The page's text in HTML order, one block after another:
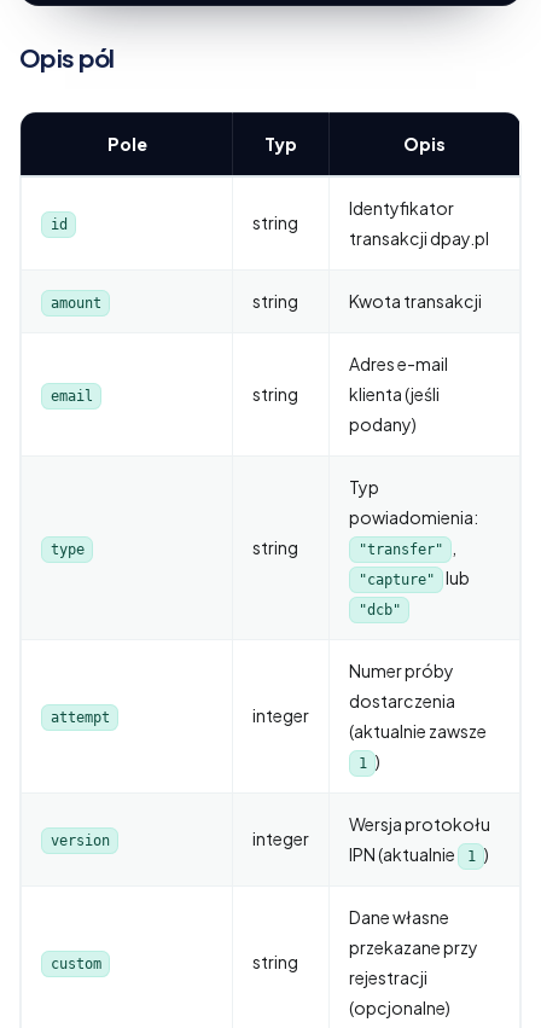
Opis pól
Pole Typ Opis
id string
Identyfikator
transakcji dpay.pl
amount string Kwota transakcji
email string
Adres e-mail
klienta (jeśli
podany)
type string
Typ
powiadomienia:
"transfer"
"capture" lub
"dcb"
attempt integer
Numer próby
dostarczenia
(aktualnie zawsze
1 )
version integer
Wersja protokołu
IPN (aktualnie
1 )
custom string
Dane własne
przekazane przy
rejestracji
(opcjonalne)